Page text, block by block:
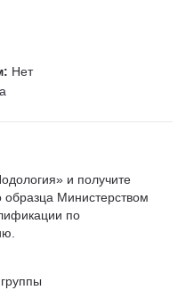
Нет
и получите
образца Министерством
по